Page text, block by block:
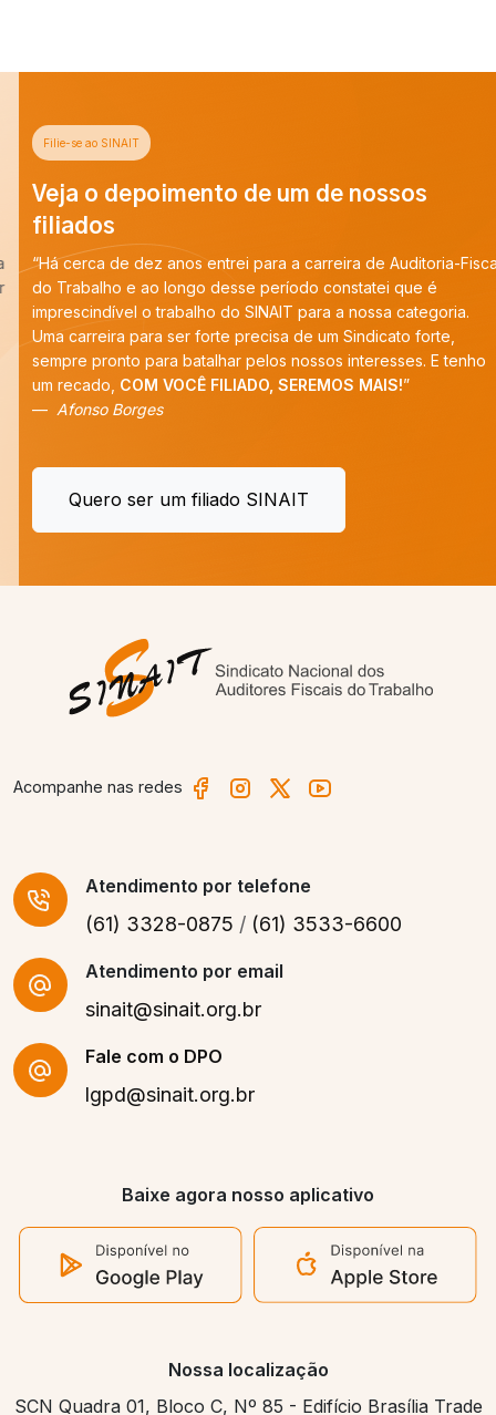
Filie-se ao SINAIT
Veja o depoimento de um de nossos
filiados
“Há cerca de dez anos entrei para a carreira de Auditoria-Fiscal
do Trabalho e ao longo desse período constatei que é
imprescindível o trabalho do SINAIT para a nossa categoria.
Uma carreira para ser forte precisa de um Sindicato forte,
sempre pronto para batalhar pelos nossos interesses. E tenho
um recado,COM VOCÊ FILIADO, SEREMOS MAIS!”
Afonso Borges
Quero ser um filiado SINAIT
Acompanhe nas redes
Atendimento por telefone
(61) 3328-0875 / (61) 3533-6600
Atendimento por email
sinait@sinait.org.br
Fale com o DPO
lgpd@sinait.org.br
Baixe agora nosso aplicativo
Nossa localização
SCN Quadra 01, Bloco C, Nº 85 - Edifício Brasília Trade